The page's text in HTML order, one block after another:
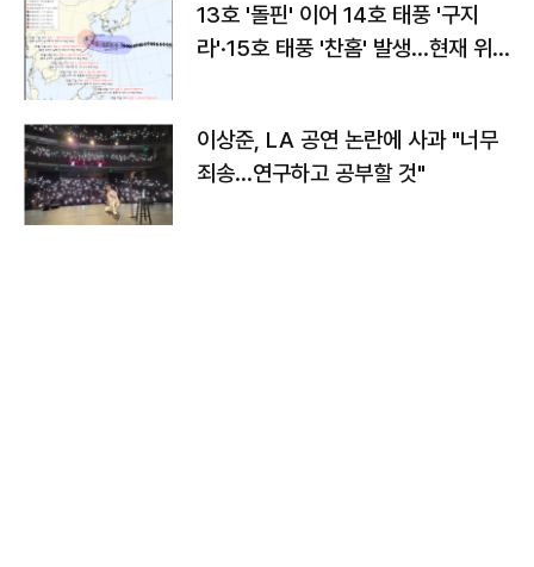
13호 '돌핀' 이어 14호 태풍 '구지
라'·15호 태풍 '찬홈' 발생…현재 위
이상준, LA 공연 논란에 사과 "너무
죄송…연구하고 공부할 것"